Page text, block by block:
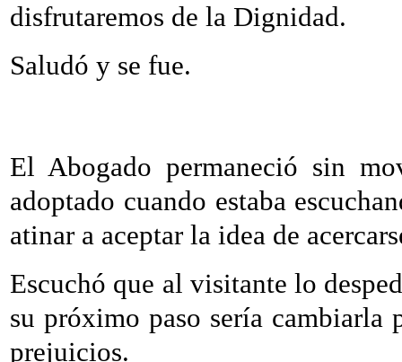
disfrutaremos de la Dignidad.
Saludó y se fue.
El Abogado permaneció sin
adoptado cuando estaba
atinar a aceptar la idea de
Escuchó que al visitante lo
su próximo paso sería cambiarla
prejuicios.